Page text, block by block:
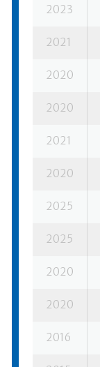
2023
2021
2020
2020
2021
2020
2025
2025
2020
2020
2016